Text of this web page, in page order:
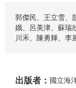
郭傑民、王立雪、
娥、呂美津、蘇瑞
川禾、陳勇輝、李
出版者： 國立海